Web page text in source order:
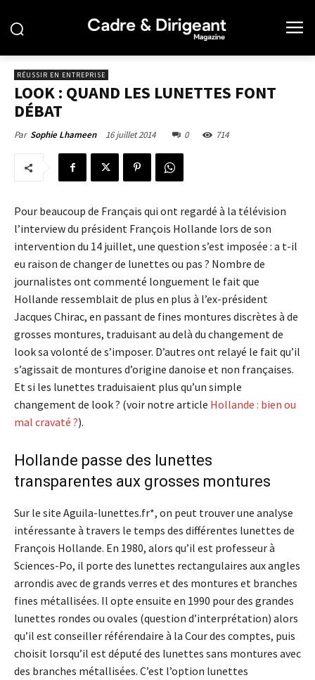
RÉUSSIR EN ENTREPRISE
LOOK : QUAND LES LUNETTES FONT
DÉBAT
Par Sophie Lhameen 16 juillet 2014 0 714
Pour beaucoup de Français qui ont regardé à la télévision
l’interview du président François Hollande lors de son
intervention du 14 juillet, une question s’est imposée : a t-il
eu raison de changer de lunettes ou pas ? Nombre de
journalistes ont commenté longuement le fait que
Hollande ressemblait de plus en plus à l’ex-président
Jacques Chirac, en passant de fines montures discrètes à de
grosses montures, traduisant au delà du changement de
look sa volonté de s’imposer. D’autres ont relayé le fait qu’il
s’agissait de montures d’origine danoise et non françaises.
Et si les lunettes traduisaient plus qu’un simple
changement de look ? (voir notre article Hollande : bien ou
mal cravaté ?).
Hollande passe des lunettes
transparentes aux grosses montures
Sur le site Aguila-lunettes.fr*, on peut trouver une analyse
intéressante à travers le temps des différentes lunettes de
François Hollande. En 1980, alors qu’il est professeur à
Sciences-Po, il porte des lunettes rectangulaires aux angles
arrondis avec de grands verres et des montures et branches
fines métallisées. Il opte ensuite en 1990 pour des grandes
lunettes rondes ou ovales (question d’interprétation) alors
qu’il est conseiller référendaire à la Cour des comptes, puis
choisit lorsqu’il est député des lunettes sans montures avec
des branches métallisées. C’est l’option lunettes